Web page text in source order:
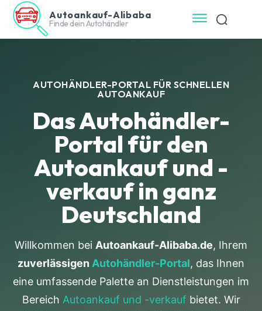
Autoankauf-Alibaba
Finde dein Autohändler
AUTOHÄNDLER-PORTAL FÜR SCHNELLEN
AUTOANKAUF
Das Autohändler-
Portal für den
Autoankauf und -
verkauf in ganz
Deutschland
Willkommen bei Autoankauf-Alibaba.de, Ihrem
zuverlässigen Autohändler-Portal, das Ihnen
eine umfassende Palette an Dienstleistungen im
Bereich Autoankauf und -verkauf bietet. Wir